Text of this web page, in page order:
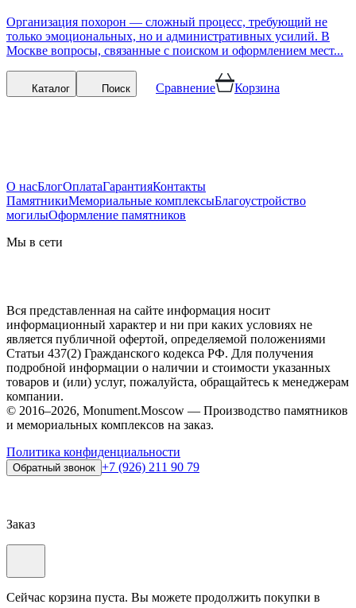
Организация похорон — сложный процесс, требующий не
только эмоциональных, но и административных усилий. В
Москве вопросы, связанные с поиском и оформлением мест...
Каталог Поиск Сравнение Корзина
О насБлогОплатаГарантияКонтакты
ПамятникиМемориальные комплексыБлагоустройство
могилыОформление памятников
Мы в сети
Вся представленная на сайте информация носит
информационный характер и ни при каких условиях не
является публичной офертой, определяемой положениями
Статьи 437(2) Гражданского кодекса РФ. Для получения
подробной информации о наличии и стоимости указанных
товаров и (или) услуг, пожалуйста, обращайтесь к менеджерам
компании.
© 2016–2026, Monument.Moscow — Производство памятников
и мемориальных комплексов на заказ.
Политика конфиденциальности
Обратный звонок +7 (926) 211 90 79
Заказ
Сейчас корзина пуста. Вы можете продолжить покупки в